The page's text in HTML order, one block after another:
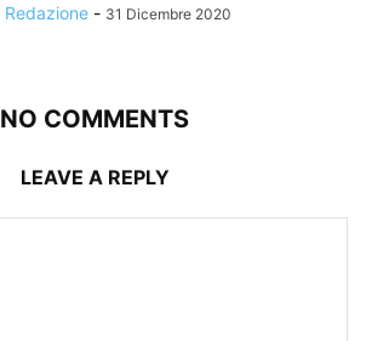
Redazione - 31 Dicembre 2020
NO COMMENTS
LEAVE A REPLY